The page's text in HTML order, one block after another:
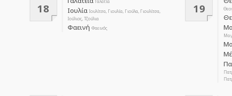
18
Γαλατία
Ιουλία Iουλίτσα, Γιουλία, Γιούλα, Γιουλίτσα,
Ιούλιος, Τζούλια
Φαεινή Φαεινός
19